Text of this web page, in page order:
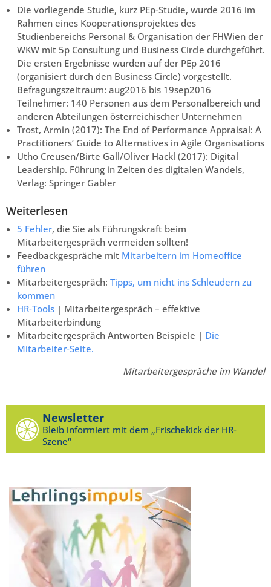
Die vorliegende Studie, kurz PEp-Studie, wurde 2016 im
Rahmen eines Kooperationsprojektes des
Studienbereichs Personal & Organisation der FHWien der
WKW mit 5p Consultung und Business Circle durchgeführt.
Die ersten Ergebnisse wurden auf der PEp 2016
(organisiert durch den Business Circle) vorgestellt.
Befragungszeitraum: aug2016 bis 19sep2016
Teilnehmer: 140 Personen aus dem Personalbereich und
anderen Abteilungen österreichischer Unternehmen
Trost, Armin (2017): The End of Performance Appraisal: A
Practitioners‘ Guide to Alternatives in Agile Organisations
Utho Creusen/Birte Gall/Oliver Hackl (2017): Digital
Leadership. Führung in Zeiten des digitalen Wandels,
Verlag: Springer Gabler
Weiterlesen
5 Fehler, die Sie als Führungskraft beim
Mitarbeitergespräch vermeiden sollten!
Feedbackgespräche mit Mitarbeitern im Homeoffice
führen
Mitarbeitergespräch: Tipps, um nicht ins Schleudern zu
kommen
HR-Tools | Mitarbeitergespräch – effektive
Mitarbeiterbindung
Mitarbeitergespräch Antworten Beispiele | Die
Mitarbeiter-Seite.
Mitarbeitergespräche im Wandel
Newsletter
Bleib informiert mit dem „Frischekick der HR-
Szene“